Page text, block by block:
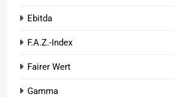
Ebitda
F.A.Z.-Index
Fairer Wert
Gamma